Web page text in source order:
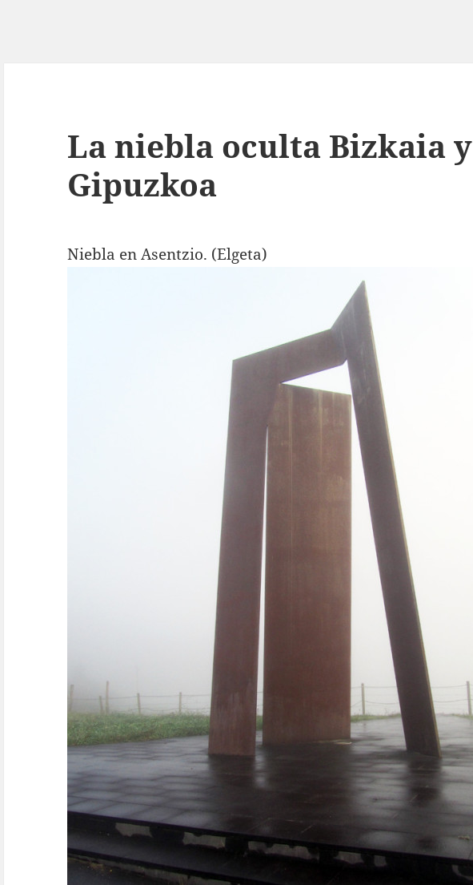
La niebla oculta Bizkaia y
Gipuzkoa
Niebla en Asentzio. (Elgeta)